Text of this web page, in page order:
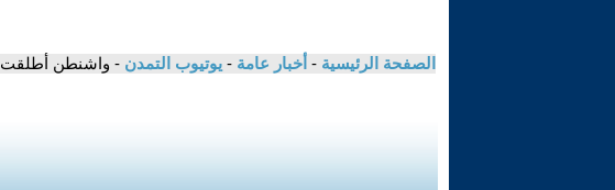
الصفحة الرئيسية - أخبار عامة - يوتيوب التمدن - واشنطن أطلقت 75 قذيفة دقيقة التوجيه وأكثر من 24 صاروخ توماهوك لضرب منشآت إيران النووية